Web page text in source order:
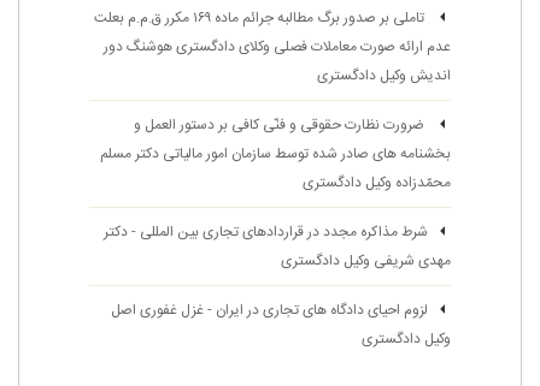
تاملی بر صدور برگ مطالبه جرائم ماده ۱۶۹ مکرر ق.م.م بعلت
عدم ارائه صورت معاملات فصلی وکلای دادگستری هوشنگ دور
اندیش وکیل دادگستری
ضرورت نظارت حقوقی و فنّی کافی بر دستور العمل و
بخشنامه های صادر شده توسط سازمان امور مالیاتی دكتر مسلم
محمّدزاده وکیل دادگستری
شرط مذاکره مجدد در قراردادهای تجاری بین المللی - دکتر
مهدی شریفی وکیل دادگستری
لزوم احیای دادگاه های تجاری در ایران - غزل غفوری اصل
وکیل دادگستری